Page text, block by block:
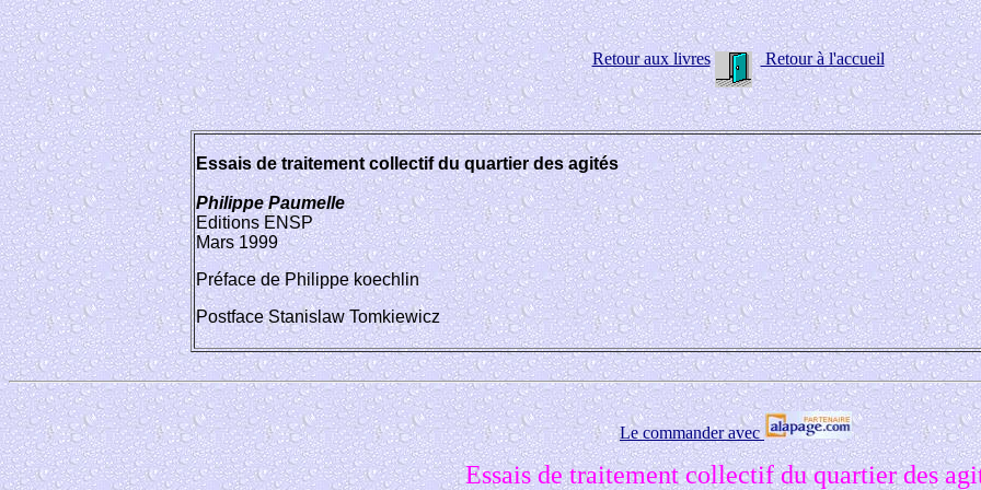
Retour aux livres Retour à l'accueil
Essais de traitement collectif du quartier des agités
Philippe Paumelle
Editions ENSP
Mars 1999
Préface de Philippe koechlin
Postface Stanislaw Tomkiewicz
Le commander avec
Essais de traitement collectif du quartier des